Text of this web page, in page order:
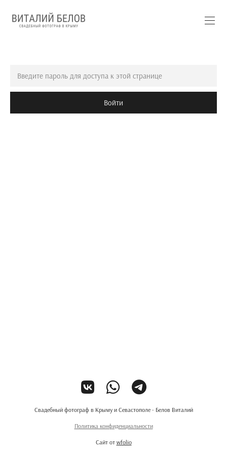
Войти
Свадебный фотограф в Крыму и Севастополе - Белов Виталий
Политика конфиденциальности
Сайт от wfolio